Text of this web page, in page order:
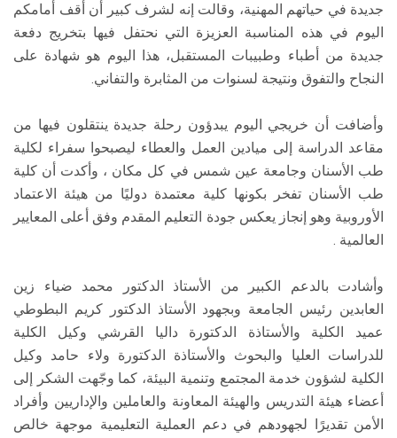
جديدة في حياتهم المهنية، وقالت إنه لشرف كبير أن أقف أمامكم
اليوم في هذه المناسبة العزيزة التي نحتفل فيها بتخريج دفعة
جديدة من أطباء وطبيبات المستقبل، هذا اليوم هو شهادة على
النجاح والتفوق ونتيجة لسنوات من المثابرة والتفاني.
وأضافت أن خريجي اليوم يبدؤون رحلة جديدة ينتقلون فيها من
مقاعد الدراسة إلى ميادين العمل والعطاء ليصبحوا سفراء لكلية
طب الأسنان وجامعة عين شمس في كل مكان ، وأكدت أن كلية
طب الأسنان تفخر بكونها كلية معتمدة دوليًا من هيئة الاعتماد
الأوروبية وهو إنجاز يعكس جودة التعليم المقدم وفق أعلى المعايير
العالمية .
وأشادت بالدعم الكبير من الأستاذ الدكتور محمد ضياء زين
العابدين رئيس الجامعة وبجهود الأستاذ الدكتور كريم البطوطي
عميد الكلية والأستاذة الدكتورة داليا القرشي وكيل الكلية
للدراسات العليا والبحوث والأستاذة الدكتورة ولاء حامد وكيل
الكلية لشؤون خدمة المجتمع وتنمية البيئة، كما وجّهت الشكر إلى
أعضاء هيئة التدريس والهيئة المعاونة والعاملين والإداريين وأفراد
الأمن تقديرًا لجهودهم في دعم العملية التعليمية موجهة خالص